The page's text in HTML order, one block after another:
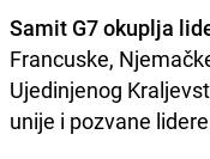
Samit G7 okuplja
Francuske,
Ujedinjenog
unije i pozvane